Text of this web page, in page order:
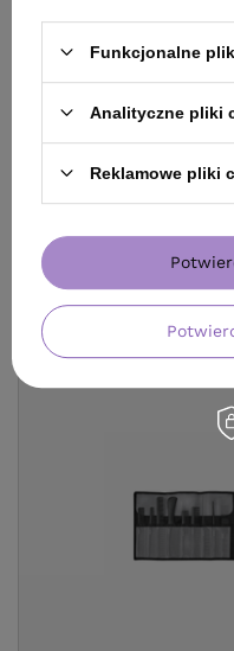
Najniższa cena produktu w
Cena katalogowa:400,00 zł -
Do
ZOBACZ
Funkcjonalne
Analityczne pliki
Reklamowe pliki